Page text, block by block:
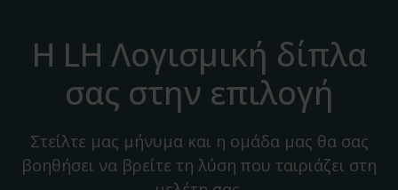
Η LH Λογισμική δίπλα
σας στην επιλογή
Στείλτε μας μήνυμα και η ομάδα μας θα σας
βοηθήσει να βρείτε τη λύση που ταιριάζει στη